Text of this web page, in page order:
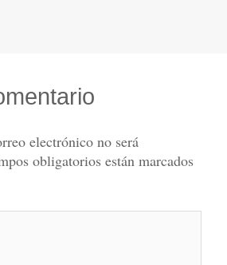
electrónico no será
obligatorios están marcados